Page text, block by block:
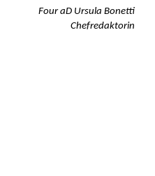
Four aD Ursula Bonetti
Chefredaktorin